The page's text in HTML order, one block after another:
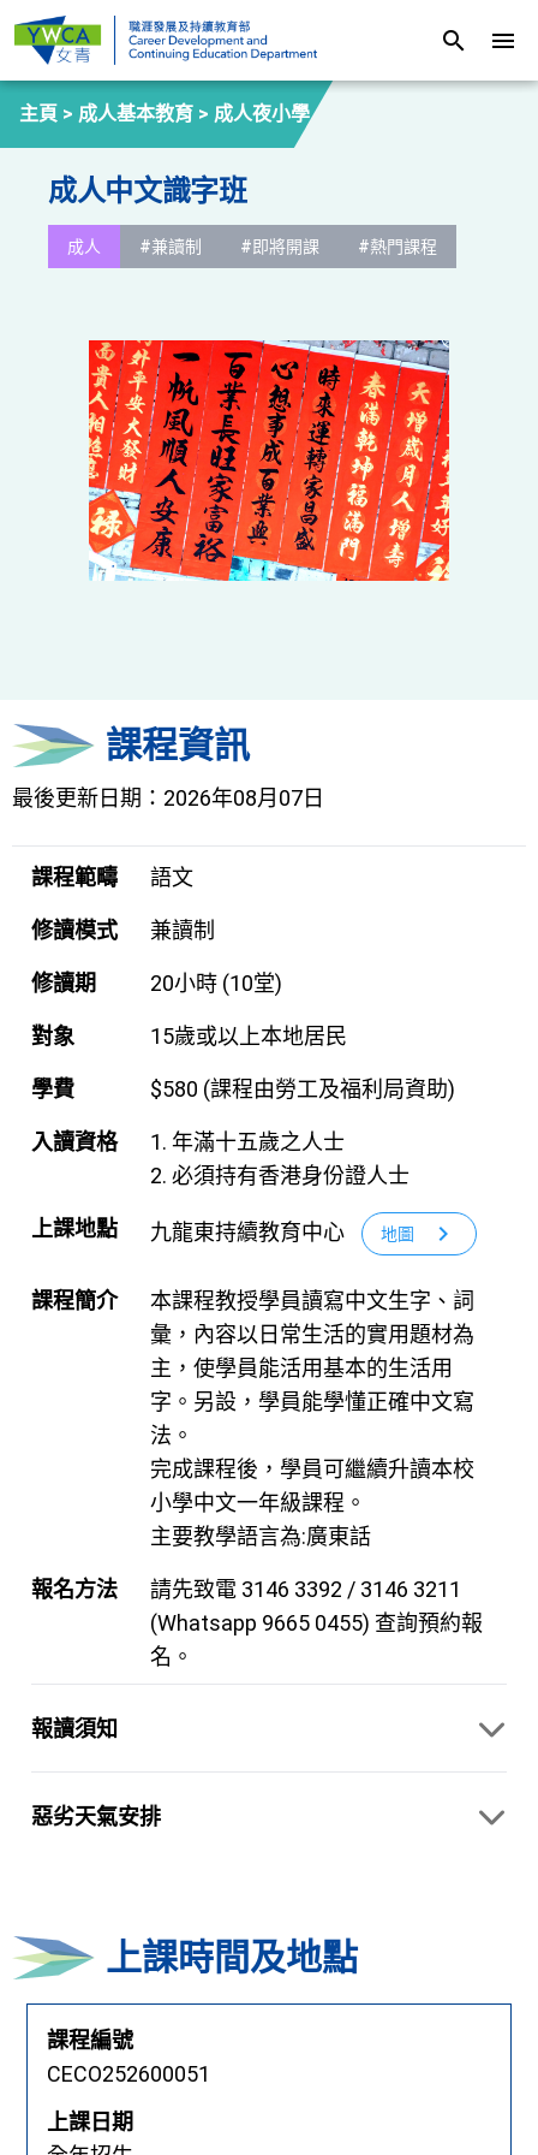
search menu
主頁 > 成人基本教育 > 成人夜小學
成人中文識字班
成人 #兼讀制 #即將開課 #熱門課程
課程資訊
最後更新日期：2026年08月07日
課程範疇 語文
修讀模式 兼讀制
修讀期 20小時 (10堂)
對象 15歲或以上本地居民
學費 $580 (課程由勞工及福利局資助)
入讀資格
1. 年滿十五歲之人士
2. 必須持有香港身份證人士
上課地點 九龍東持續教育中心 地圖 chevron_right
課程簡介
本課程教授學員讀寫中文生字、詞
彙，內容以日常生活的實用題材為
主，使學員能活用基本的生活用
字。另設，學員能學懂正確中文寫
法。
完成課程後，學員可繼續升讀本校
小學中文一年級課程。
主要教學語言為:廣東話
報名方法
請先致電 3146 3392 / 3146 3211
(Whatsapp 9665 0455) 查詢預約報
名。
報讀須知
惡劣天氣安排
上課時間及地點
課程編號
CECO252600051
上課日期